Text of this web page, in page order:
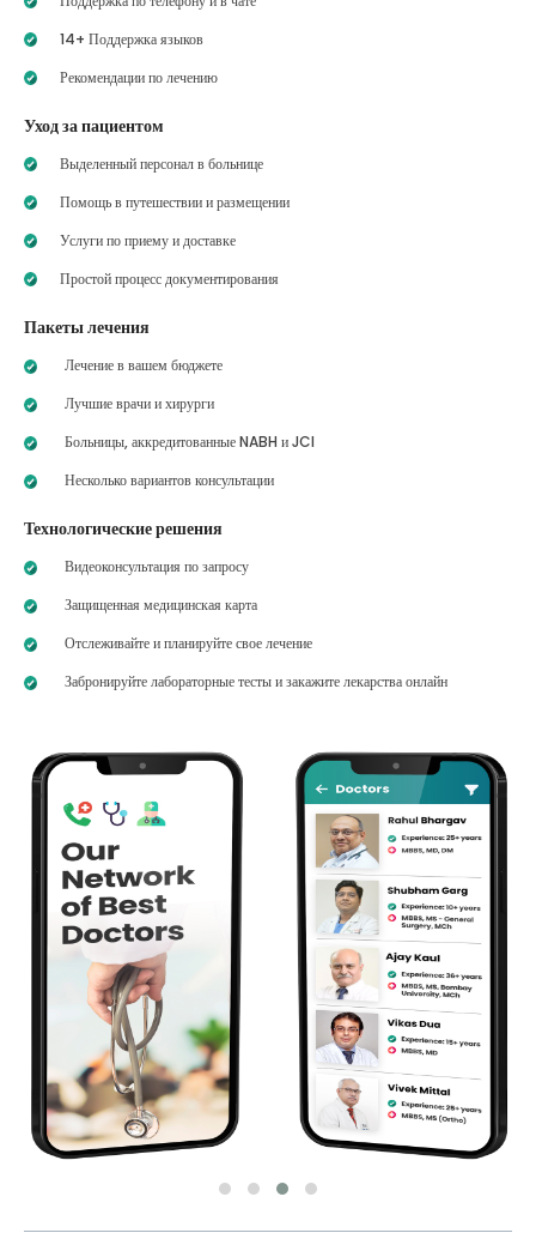
14+ Поддержка языков
Рекомендации по лечению
Уход за пациентом
Выделенный персонал в больнице
Помощь в путешествии и размещении
Услуги по приему и доставке
Простой процесс документирования
Пакеты лечения
Лечение в вашем бюджете
Лучшие врачи и хирурги
Больницы, аккредитованные NABH и JCI
Несколько вариантов консультации
Технологические решения
Видеоконсультация по запросу
Защищенная медицинская карта
Отслеживайте и планируйте свое лечение
Забронируйте лабораторные тесты и закажите лекарства онлайн